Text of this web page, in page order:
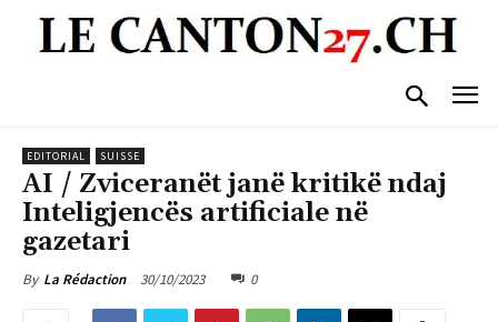
EDITORIAL SUISSE
AI / Zviceranët janë kritikë ndaj
Inteligjencës artificiale në
gazetari
By La Rédaction 30/10/2023 0